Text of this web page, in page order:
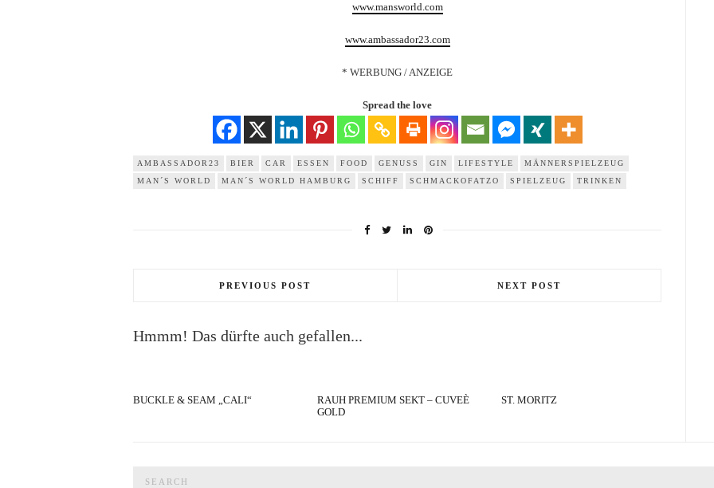
www.mansworld.com
www.ambassador23.com
* WERBUNG / ANZEIGE
Spread the love
AMBASSADOR23 BIER CAR ESSEN FOOD GENUSS GIN LIFESTYLE
MÄNNERSPIELZEUG
MAN´S WORLD
MAN´S WORLD HAMBURG SCHIFF SCHMACKOFATZO SPIELZEUG TRINKEN
PREVIOUS POST NEXT POST
Hmmm! Das dürfte auch gefallen...
BUCKLE & SEAM „CALI“
RAUH PREMIUM SEKT – CUVEÈ
GOLD
ST. MORITZ